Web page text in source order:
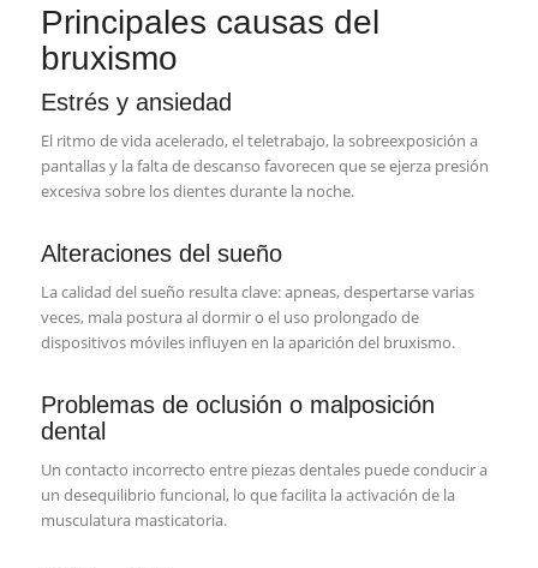
Principales causas del
bruxismo
Estrés y ansiedad
El ritmo de vida acelerado, el teletrabajo, la sobreexposición a
pantallas y la falta de descanso favorecen que se ejerza presión
excesiva sobre los dientes durante la noche.
Alteraciones del sueño
La calidad del sueño resulta clave: apneas, despertarse varias
veces, mala postura al dormir o el uso prolongado de
dispositivos móviles influyen en la aparición del bruxismo.
Problemas de oclusión o malposición
dental
Un contacto incorrecto entre piezas dentales puede conducir a
un desequilibrio funcional, lo que facilita la activación de la
musculatura masticatoria.